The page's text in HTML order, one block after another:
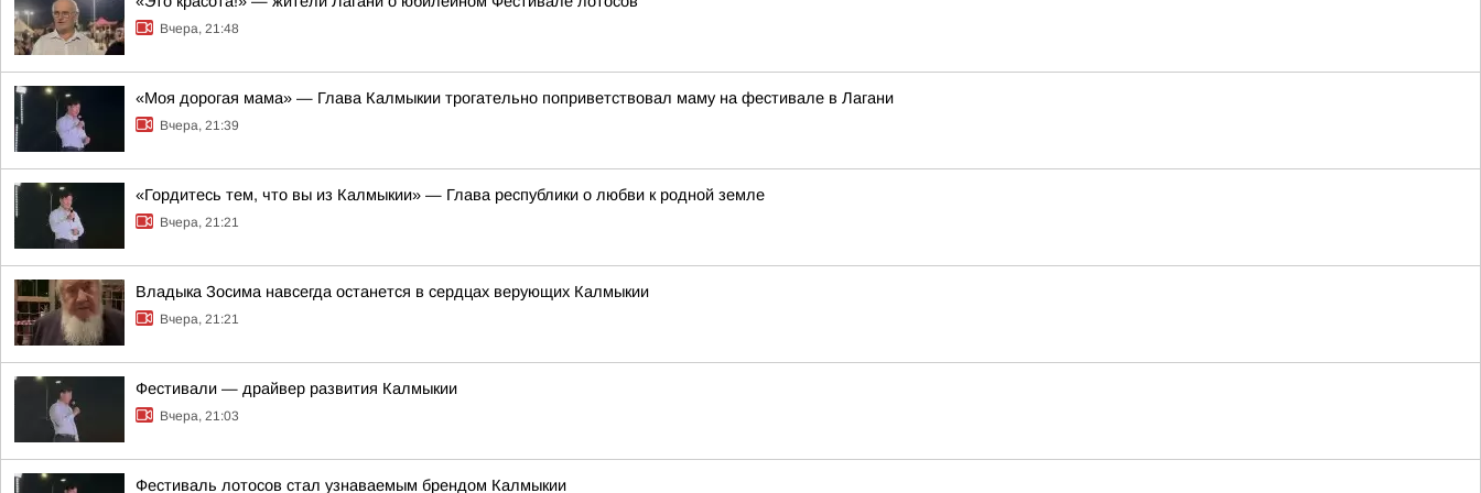
Вчера, 21:48
«Моя дорогая мама» — Глава Калмыкии трогательно поприветствовал маму на фестивале в Лагани
Вчера, 21:39
«Гордитесь тем, что вы из Калмыкии» — Глава республики о любви к родной земле
Вчера, 21:21
Владыка Зосима навсегда останется в сердцах верующих Калмыкии
Вчера, 21:21
Фестивали — драйвер развития Калмыкии
Вчера, 21:03
Фестиваль лотосов стал узнаваемым брендом Калмыкии